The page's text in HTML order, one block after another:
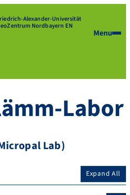
Alexander-Universität
Nordbayern EN
Menu
Labor
Lab)
Expand All